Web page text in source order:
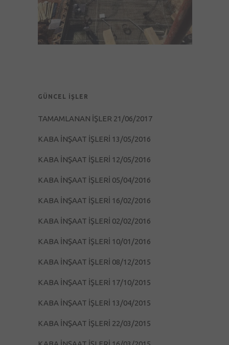
GÜNCEL İŞLER
TAMAMLANAN İŞLER 21/06/2017
KABA İNŞAAT İŞLERİ 13/05/2016
KABA İNŞAAT İŞLERİ 12/05/2016
KABA İNŞAAT İŞLERİ 05/04/2016
KABA İNŞAAT İŞLERİ 16/02/2016
KABA İNŞAAT İŞLERİ 02/02/2016
KABA İNŞAAT İŞLERİ 10/01/2016
KABA İNŞAAT İŞLERİ 08/12/2015
KABA İNŞAAT İŞLERİ 17/10/2015
KABA İNŞAAT İŞLERİ 13/04/2015
KABA İNŞAAT İŞLERİ 22/03/2015